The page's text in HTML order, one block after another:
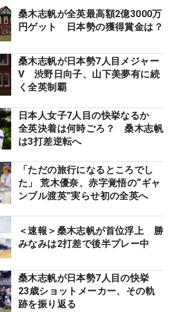
桑木志帆が全英最高額2億3000万
円ゲット 日本勢の獲得賞金は？
桑木志帆が日本勢7人目メジャー
V 渋野日向子、山下美夢有に続
く全英制覇
日本人女子7人目の快挙なるか
全英決着は何時ごろ？ 桑木志帆
は3打差逆転へ
「ただの旅行になるところでし
た」 荒木優奈、赤字覚悟の“ギャ
ンブル渡英”実らせ初の全英へ
＜速報＞桑木志帆が首位浮上 勝
みなみは2打差で後半プレー中
桑木志帆が日本勢7人目の快挙
23歳ショットメーカー、その軌
跡を振り返る